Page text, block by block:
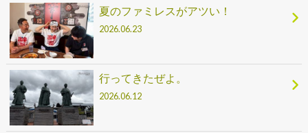
夏のファミレスがアツい！
2026.06.23
行ってきたぜよ。
2026.06.12